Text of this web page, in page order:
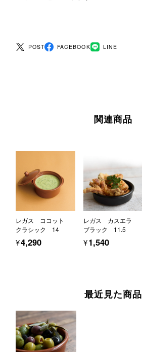
POST FACEBOOK LINE
関連商品
レガス ココット
クラシック 14
¥4,290
レガス カスエラ
ブラック 11.5
¥1,540
最近見た商品